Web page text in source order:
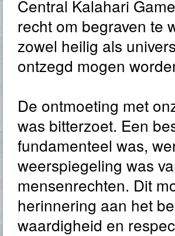
Central Kalahari
recht om begraven te
zowel heilig als
ontzegd mogen
De ontmoeting met
was bitterzoet. Een
fundamenteel was,
weerspiegeling was
mensenrechten. Dit
herinnering aan het
waardigheid en